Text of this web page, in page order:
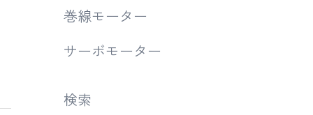
巻線モーター
サーボモーター
検索